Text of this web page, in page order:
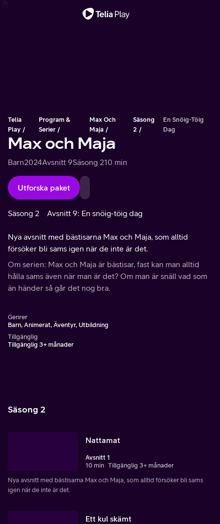
Telia
Play
Program &
Serier
Max Och
Maja
Säsong
2
En Snöig-Töig
Dag
Max och Maja
Barn2024Avsnitt 9Säsong 210 min
Utforska paket
Säsong 2 Avsnitt 9: En snöig-töig dag
Nya avsnitt med bästisarna Max och Maja, som alltid
försöker bli sams igen när de inte är det.
Om serien: Max och Maja är bästisar, fast kan man alltid
hålla sams även när man är det? Om man är snäll vad som
än händer så går det nog bra.
Genrer
Barn, Animerat, Äventyr, Utbildning
Tillgänglig
Tillgänglig 3+ månader
Säsong 2
Nattamat
Avsnitt 1
10 min Tillgänglig 3+ månader
Nya avsnitt med bästisarna Max och Maja, som alltid försöker bli sams
igen när de inte är det.
Ett kul skämt